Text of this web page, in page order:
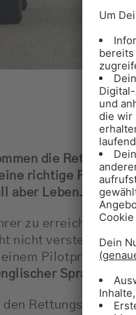
die
richtige
aber Leben.
zu erreichen, die
nicht verstehen,
Pilotprojekt die
Sprache im
Rettungskräften